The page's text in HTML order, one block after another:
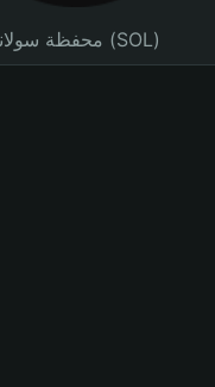
محفظة سولانا (SOL)